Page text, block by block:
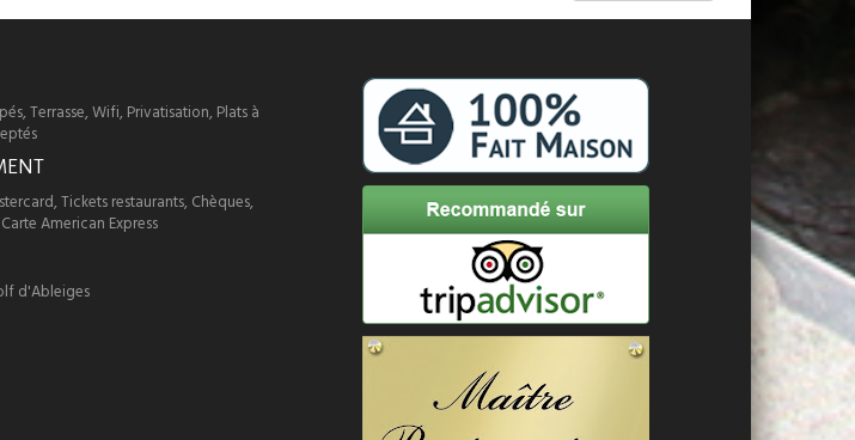
Terrasse, Wifi, Privatisation, Plats à
Tickets restaurants, Chèques,
American Express
d'Ableiges